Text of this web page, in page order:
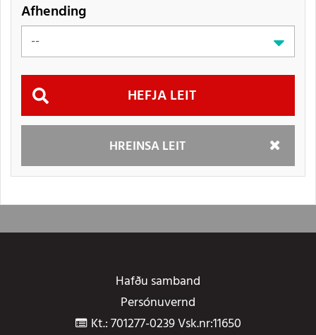
Afhending
HREINSA LEIT
Hefja
Hafðu samband
Persónuvernd
Kt.: 701277-0239 Vsk.nr:11650